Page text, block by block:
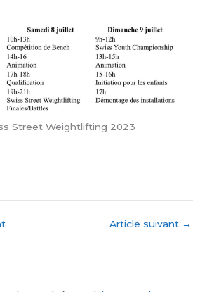
Street Weightlifting 2023
Article suivant →